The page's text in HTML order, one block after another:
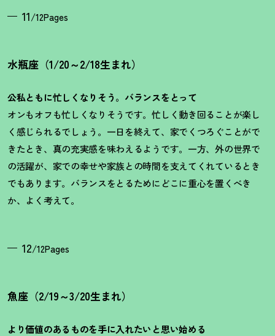
11/12Pages
水瓶座（1/20～2/18生まれ）
公私ともに忙しくなりそう。バランスをとって
オンもオフも忙しくなりそうです。忙しく動き回ることが楽し
く感じられるでしょう。一日を終えて、家でくつろぐことがで
きたとき、真の充実感を味わえるようです。一方、外の世界で
の活躍が、家での幸せや家族との時間を支えてくれているとき
でもあります。バランスをとるためにどこに重心を置くべき
か、よく考えて。
12/12Pages
魚座（2/19～3/20生まれ）
より価値のあるものを手に入れたいと思い始める